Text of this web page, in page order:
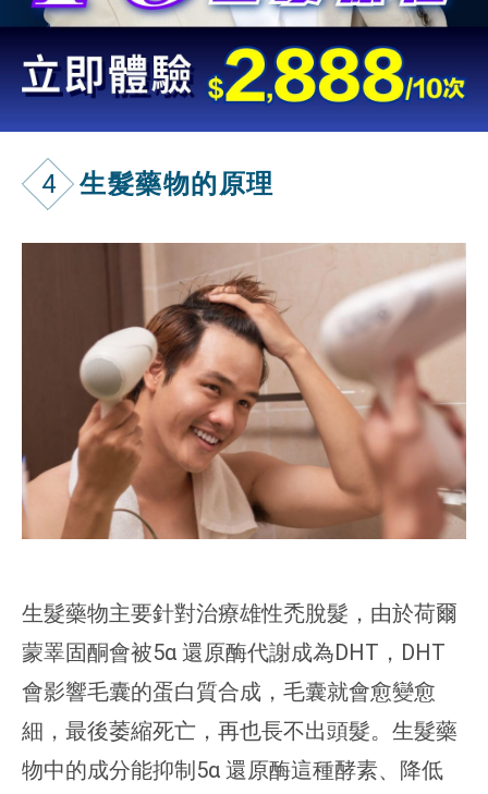
4 生髮藥物的原理
生髮藥物主要針對治療雄性禿脫髮，由於荷爾
蒙睪固酮會被5α 還原酶代謝成為DHT，DHT
會影響毛囊的蛋白質合成，毛囊就會愈變愈
細，最後萎縮死亡，再也長不出頭髮。生髮藥
物中的成分能抑制5α 還原酶這種酵素、降低